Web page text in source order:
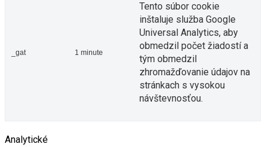
_gat 1 minute
Tento súbor cookie
inštaluje služba Google
Universal Analytics, aby
obmedzil počet žiadostí a
tým obmedzil
zhromažďovanie údajov na
stránkach s vysokou
návštevnosťou.
Analytické